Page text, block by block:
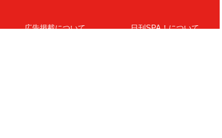
広告掲載について 日刊SPA！について